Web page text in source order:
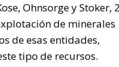
Ohnsorge y Stoker,
de minerales
de esas entidades,
tipo de recursos.